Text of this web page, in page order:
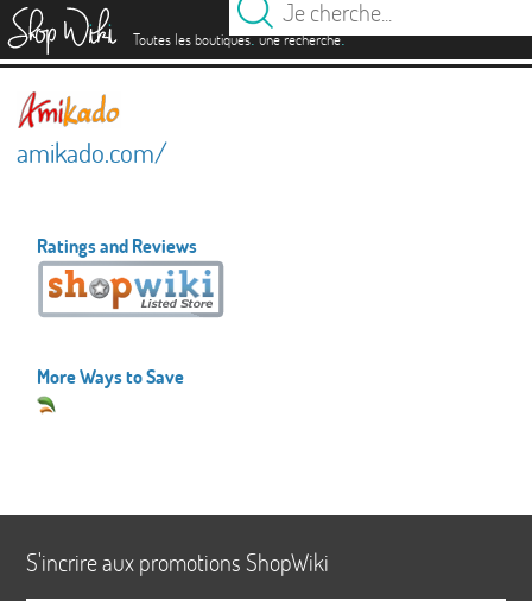
Toutes les boutiques.une recherche.
amikado.com/
Ratings and Reviews
More Ways to Save
S'incrire aux promotions ShopWiki